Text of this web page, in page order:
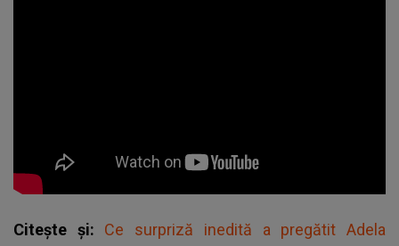
Citește și: Ce surpriză inedită a pregătit Adela